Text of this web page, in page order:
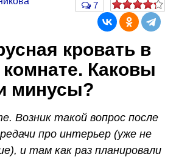
7
кровать в
комнате. Каковы
минусы?
Возник такой вопрос после
про интерьер (уже не
и там как раз планировали